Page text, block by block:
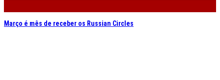
Março é mês de receber os Russian Circles